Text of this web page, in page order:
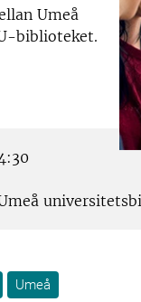
Umeå
biblioteket.
Umeå